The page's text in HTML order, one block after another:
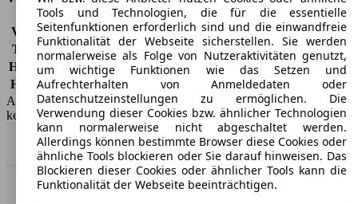
Vollkasko -
Teilkasko -
Haftpflicht
-
HSN/TSN 0588/CAI
AutoScout24 GmbH übernimmt für die Richtigkeit der Angaben
keine Gewähr.
Nach Oben
AutoScout24: Europaweit der größte Online-Automarkt.
Tools und Technologien, die für die essentielle
Seitenfunktionen erforderlich sind und die einwandfreie
Funktionalität der Webseite sicherstellen. Sie werden
normalerweise als Folge von Nutzeraktivitäten genutzt,
um wichtige Funktionen wie das Setzen und
Aufrechterhalten von Anmeldedaten oder
Datenschutzeinstellungen zu ermöglichen. Die
Verwendung dieser Cookies bzw. ähnlicher Technologien
kann normalerweise nicht abgeschaltet werden.
Allerdings können bestimmte Browser diese Cookies oder
ähnliche Tools blockieren oder Sie darauf hinweisen. Das
Blockieren dieser Cookies oder ähnlicher Tools kann die
Funktionalität der Webseite beeinträchtigen.